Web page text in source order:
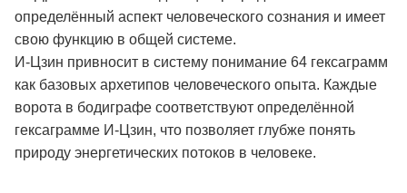
определённый аспект человеческого сознания и имеет
свою функцию в общей системе.
И-Цзин привносит в систему понимание 64 гексаграмм
как базовых архетипов человеческого опыта. Каждые
ворота в бодиграфе соответствуют определённой
гексаграмме И-Цзин, что позволяет глубже понять
природу энергетических потоков в человеке.